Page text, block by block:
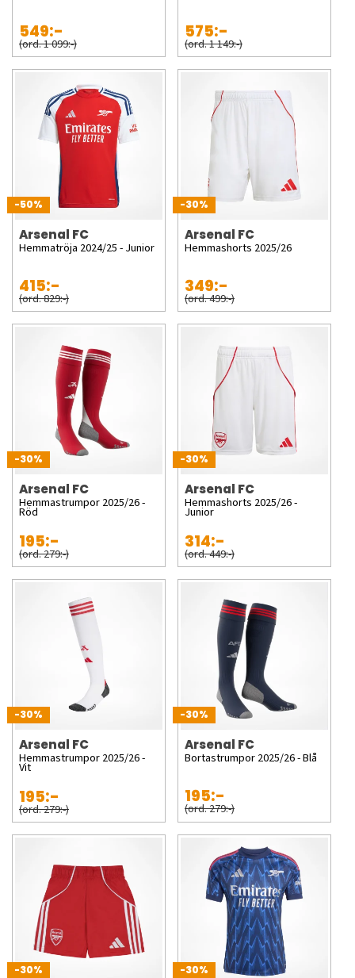
549:-
(ord. 1 099:-)
575:-
(ord. 1 149:-)
-50%
Arsenal FC
Hemmatröja 2024/25 - Junior
415:-
(ord. 829:-)
-30%
Arsenal FC
Hemmashorts 2025/26
349:-
(ord. 499:-)
-30%
Arsenal FC
Hemmastrumpor 2025/26 -
Röd
195:-
(ord. 279:-)
-30%
Arsenal FC
Hemmashorts 2025/26 -
Junior
314:-
(ord. 449:-)
-30%
Arsenal FC
Hemmastrumpor 2025/26 -
Vit
195:-
(ord. 279:-)
-30%
Arsenal FC
Bortastrumpor 2025/26 - Blå
195:-
(ord. 279:-)
-30% -30%